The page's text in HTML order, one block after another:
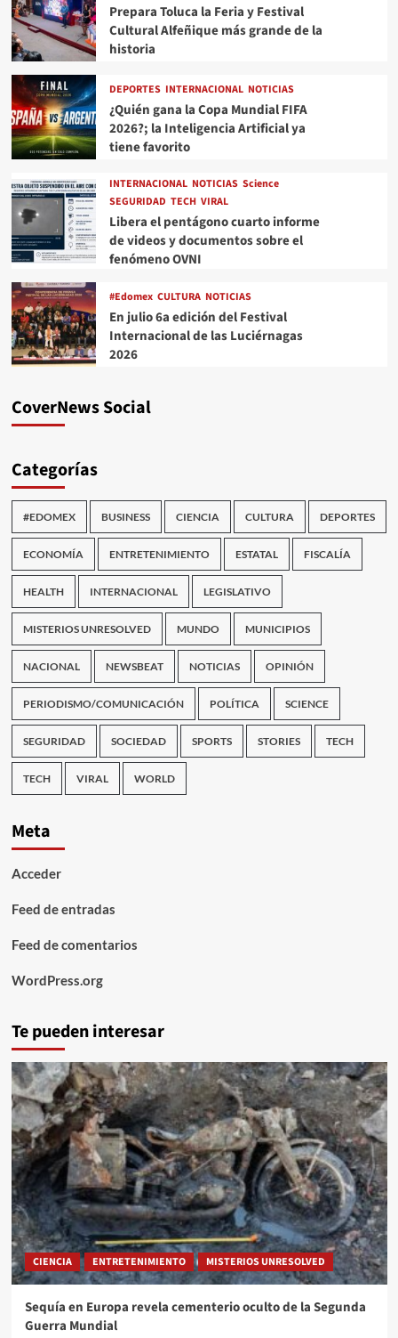
Prepara Toluca la Feria y Festival
Cultural Alfeñique más grande de la
historia
DEPORTES INTERNACIONAL NOTICIAS
¿Quién gana la Copa Mundial FIFA
2026?; la Inteligencia Artificial ya
tiene favorito
INTERNACIONAL NOTICIAS Science
SEGURIDAD TECH VIRAL
Libera el pentágono cuarto informe
de videos y documentos sobre el
fenómeno OVNI
#Edomex CULTURA NOTICIAS
En julio 6a edición del Festival
Internacional de las Luciérnagas
2026
CoverNews Social
Categorías
#EDOMEX BUSINESS CIENCIA CULTURA DEPORTES
ECONOMÍA ENTRETENIMIENTO ESTATAL FISCALÍA
HEALTH INTERNACIONAL LEGISLATIVO
MISTERIOS UNRESOLVED MUNDO MUNICIPIOS
NACIONAL NEWSBEAT NOTICIAS OPINIÓN
PERIODISMO/COMUNICACIÓN POLÍTICA SCIENCE
SEGURIDAD SOCIEDAD SPORTS STORIES TECH
TECH VIRAL WORLD
Meta
Acceder
Feed de entradas
Feed de comentarios
WordPress.org
Te pueden interesar
CIENCIA ENTRETENIMIENTO MISTERIOS UNRESOLVED
Sequía en Europa revela cementerio oculto de la Segunda
Guerra Mundial